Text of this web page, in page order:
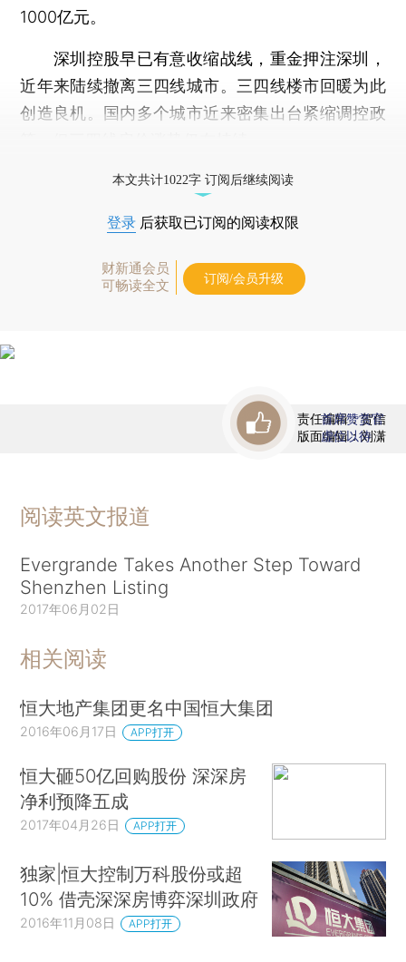
1000亿元。
深圳控股早已有意收缩战线，重金押注深圳，
近年来陆续撤离三四线城市。三四线楼市回暖为此
创造良机。国内多个城市近来密集出台紧缩调控政
本文共计1022字 订阅后继续阅读
登录 后获取已订阅的阅读权限
财新通会员
可畅读全文
订阅/会员升级
责任编辑：贺信
版面编辑：刘潇
首席赞赏官
虚位以待
阅读英文报道
Evergrande Takes Another Step Toward
Shenzhen Listing
2017年06月02日
相关阅读
恒大地产集团更名中国恒大集团
2016年06月17日 APP打开
恒大砸50亿回购股份 深深房
净利预降五成
2017年04月26日 APP打开
独家|恒大控制万科股份或超
10% 借壳深深房博弈深圳政府
2016年11月08日 APP打开